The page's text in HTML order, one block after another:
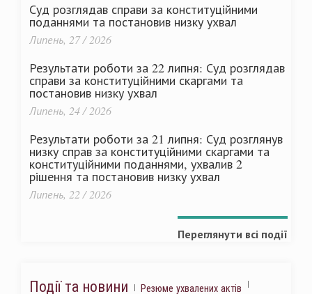
Суд розглядав справи за конституційними
поданнями та постановив низку ухвал
Липень, 27 / 2026
Результати роботи за 22 липня: Суд розглядав
справи за конституційними скаргами та
постановив низку ухвал
Липень, 24 / 2026
Результати роботи за 21 липня: Суд розглянув
низку справ за конституційними скаргами та
конституційними поданнями, ухвалив 2
рішення та постановив низку ухвал
Липень, 22 / 2026
Переглянути всі події
Події та новини Резюме ухвалених актів